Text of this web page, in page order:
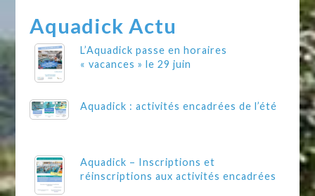
Aquadick Actu
L’Aquadick passe en horaires
« vacances » le 29 juin
Aquadick : activités encadrées de l’été
Aquadick – Inscriptions et
réinscriptions aux activités encadrées